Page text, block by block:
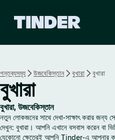
r
গন্তব্যসমূহ উজবেকিস্তান বুখারা বুখারা
বুখারা
বুখারা, উজবেকিস্তান
নতুন লোকজনের সাথে দেখা-সাক্ষাৎ করার জন্য
দেখুন: বুখারা। আপনি এখানে বসবাস করেন বা
যেকোনো ক্ষেত্রেই আপনি Tinder-এ আপনার